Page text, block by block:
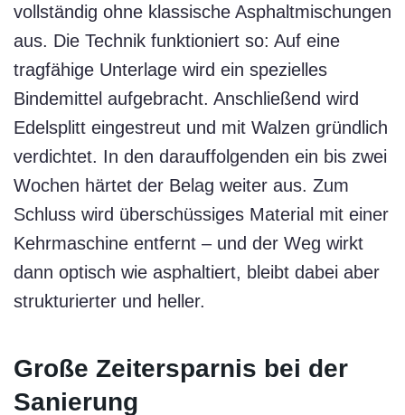
vollständig ohne klassische Asphaltmischungen
aus. Die Technik funktioniert so: Auf eine
tragfähige Unterlage wird ein spezielles
Bindemittel aufgebracht. Anschließend wird
Edelsplitt eingestreut und mit Walzen gründlich
verdichtet. In den darauffolgenden ein bis zwei
Wochen härtet der Belag weiter aus. Zum
Schluss wird überschüssiges Material mit einer
Kehrmaschine entfernt – und der Weg wirkt
dann optisch wie asphaltiert, bleibt dabei aber
strukturierter und heller.
Große Zeitersparnis bei der
Sanierung